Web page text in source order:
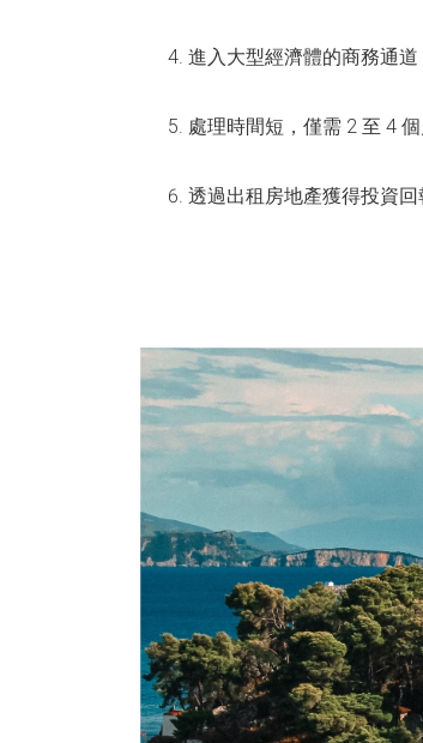
進入大型經濟體的商務通道
處理時間短，僅需 2 至 4 個
透過出租房地產獲得投資回